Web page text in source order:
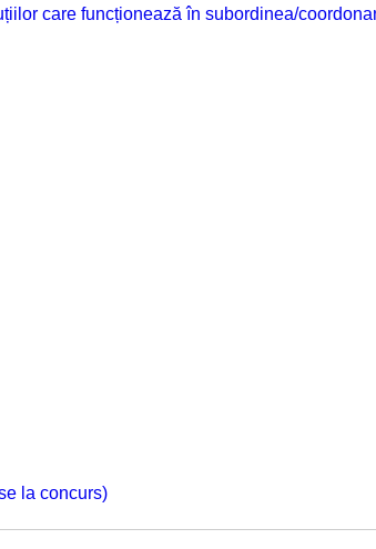
care funcționează în subordinea/
la concurs)